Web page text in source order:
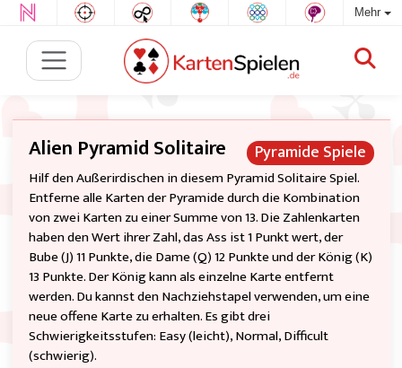
Mehr
Pyramide Spiele
Alien Pyramid Solitaire
Hilf den Außerirdischen in diesem Pyramid Solitaire Spiel.
Entferne alle Karten der Pyramide durch die Kombination
von zwei Karten zu einer Summe von 13. Die Zahlenkarten
haben den Wert ihrer Zahl, das Ass ist 1 Punkt wert, der
Bube (J) 11 Punkte, die Dame (Q) 12 Punkte und der König (K)
13 Punkte. Der König kann als einzelne Karte entfernt
werden. Du kannst den Nachziehstapel verwenden, um eine
neue offene Karte zu erhalten. Es gibt drei
Schwierigkeitsstufen: Easy (leicht), Normal, Difficult
(schwierig).